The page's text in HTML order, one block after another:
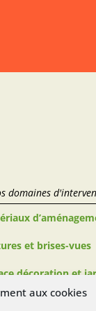
aux cookies
domaines
et brises-vues
décoration et
de jardin,